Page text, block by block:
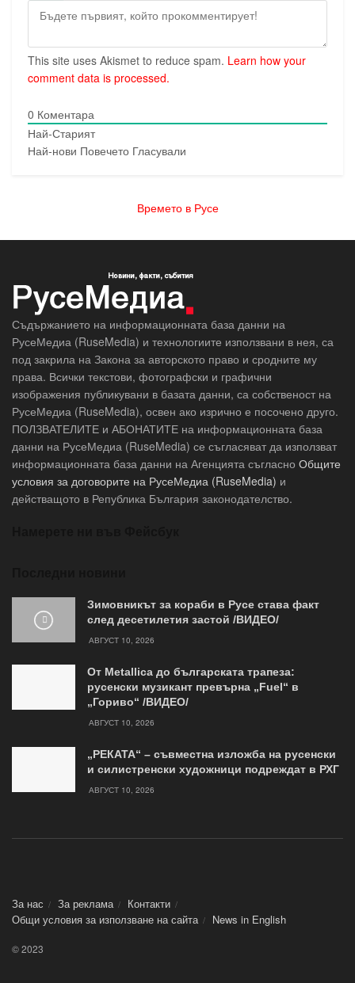
This site uses Akismet to reduce spam. Learn how your
comment data is processed.
0 Коментара
Най-Старият
Най-нови Повечето Гласували
Времето в Русе
Съдържанието на информационната база данни на
РусеМедиа (RuseMedia) и технологиите използвани в нея, са
под закрила на Закона за авторското право и сродните му
права. Всички текстови, фотографски и графични
изображения публикувани в базата данни, са собственост на
РусеМедиа (RuseMedia), освен ако изрично е посочено друго.
ПОЛЗВАТЕЛИТЕ и АБОНАТИТЕ на информационната база
данни на РусеМедиа (RuseMedia) се съгласяват да използват
информационната база данни на Агенцията съгласно Общите
условия за договорите на РусеМедиа (RuseMedia) и
действащото в Република България законодателство.
Зимовникът за кораби в Русе става факт
след десетилетия застой /ВИДЕО/
АВГУСТ 10, 2026
От Metallica до българската трапеза:
русенски музикант превърна „Fuel“ в
„Гориво“ /ВИДЕО/
АВГУСТ 10, 2026
„РЕКАТА“ – съвместна изложба на русенски
и силистренски художници подреждат в РХГ
АВГУСТ 10, 2026
За нас За реклама
Контакти
Общи условия за използване на сайта
News in Еnglish
© 2023